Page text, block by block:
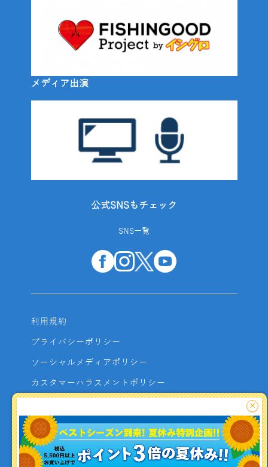
メディア出演
公式SNSもチェック
SNS一覧
利用規約
プライバシーポリシー
ソーシャルメディアポリシー
カスタマーハラスメントポリシー
よくあるご質問
お問い合わせ
利用者資金の保全方法
×